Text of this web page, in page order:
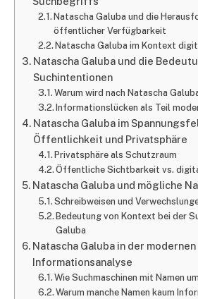
Natascha Galuba und die
öffentlicher Verfügbarkeit
Natascha Galuba im Kontext
Natascha Galuba und die
Suchintentionen
Warum wird nach Natascha
Informationslücken als Teil
Natascha Galuba im
Öffentlichkeit und Privatsphäre
Privatsphäre als Schutzraum
Öffentliche Sichtbarkeit vs.
Natascha Galuba und mögliche
Schreibweisen und
Bedeutung von Kontext bei der
Galuba
Natascha Galuba in der modernen
Informationsanalyse
Wie Suchmaschinen mit Namen
Warum manche Namen kaum